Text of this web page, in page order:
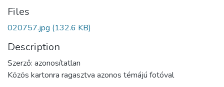
Files
020757.jpg (132.6 KB)
Description
Szerző: azonosítatlan
Közös kartonra ragasztva azonos témájú fotóval